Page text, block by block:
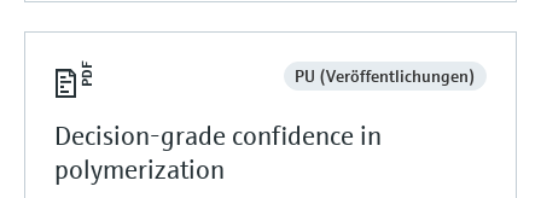
PU (Veröffentlichungen)
Decision-grade confidence in
polymerization